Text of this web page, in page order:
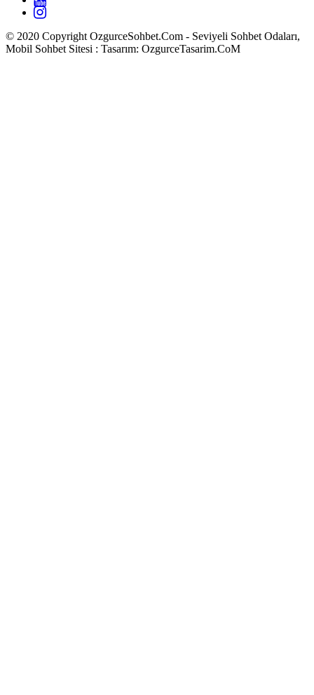
© 2020 Copyright OzgurceSohbet.Com - Seviyeli Sohbet Odaları,
Mobil Sohbet Sitesi : Tasarım: OzgurceTasarim.CoM